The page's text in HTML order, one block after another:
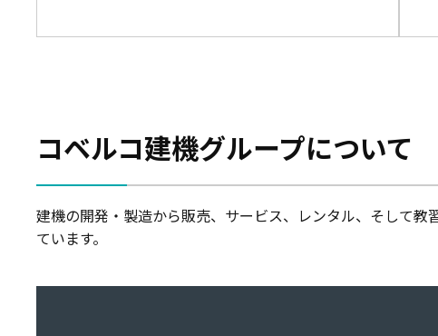
コベルコ建機グループについて
建機の開発・製造から販売、サービス、レンタル、そして
ています。